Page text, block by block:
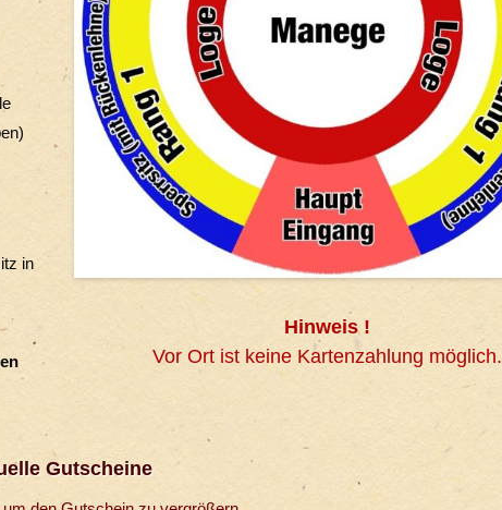
in
Hinweis !
Vor Ort ist keine Kartenzahlung möglich.
Gutscheine